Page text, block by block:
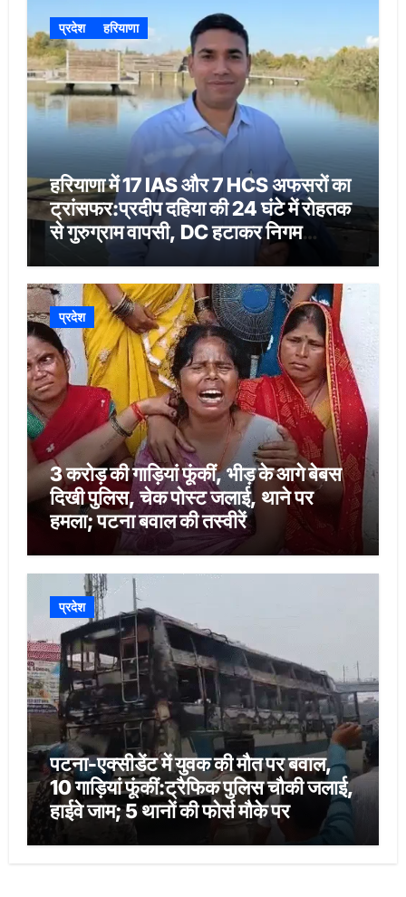
प्रदेश हरियाणा
हरियाणा में 17 IAS और 7 HCS अफसरों का
ट्रांसफर:प्रदीप दहिया की 24 घंटे में रोहतक
से गुरुग्राम वापसी, DC हटाकर निगम
कमिश्नर बनाया
प्रदेश
3 करोड़ की गाड़ियां फूंकीं, भीड़ के आगे बेबस
दिखी पुलिस, चेक पोस्ट जलाई, थाने पर
हमला; पटना बवाल की तस्वीरें
प्रदेश
पटना-एक्सीडेंट में युवक की मौत पर बवाल,
10 गाड़ियां फूंकीं:ट्रैफिक पुलिस चौकी जलाई,
हाईवे जाम; 5 थानों की फोर्स मौके पर